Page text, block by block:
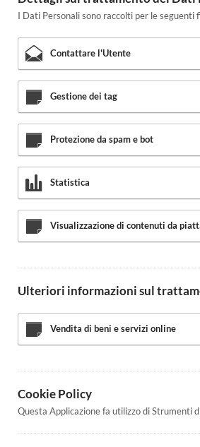
I Dati Personali sono raccolti per le
Contattare l'Utente
Gestione dei tag
Protezione da spam e bot
Statistica
Visualizzazione di contenuti da
Ulteriori informazioni sul
Vendita di beni e servizi online
Cookie Policy
Questa Applicazione fa utilizzo di Strumenti